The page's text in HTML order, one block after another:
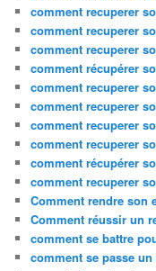
comment recuperer
comment recuperer
comment recuperer
comment récupérer
comment recuperer
comment recuperer
comment recuperer
comment recuperer
comment récupérer
comment recuperer
Comment rendre son
Comment réussir un
comment se battre
comment se passe